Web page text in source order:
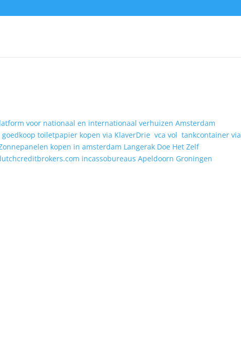
voor nationaal en internationaal verhuizen Amsterdam
goedkoop toiletpapier kopen via KlaverDrie vca vol tankcontainer via
kopen in amsterdam Langerak Doe Het Zelf
incassobureaus Apeldoorn Groningen